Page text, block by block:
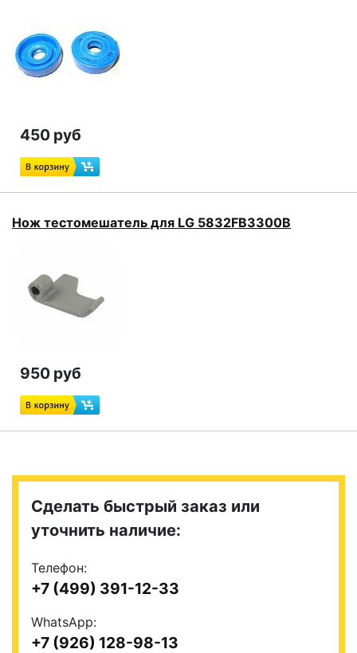
450 руб
Нож тестомешатель для LG 5832FB3300B
950 руб
Сделать быстрый заказ или
уточнить наличие:
Телефон:
+7 (499) 391-12-33
WhatsApp:
+7 (926) 128-98-13